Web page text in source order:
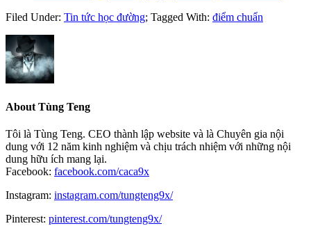
Filed Under: Tin tức học đường; Tagged With: điểm chuẩn
About Tùng Teng
Tôi là Tùng Teng. CEO thành lập website và là Chuyên gia nội
dung với 12 năm kinh nghiệm và chịu trách nhiệm với những nội
dung hữu ích mang lại.
Facebook: facebook.com/caca9x
Instagram: instagram.com/tungteng9x/
Pinterest: pinterest.com/tungteng9x/